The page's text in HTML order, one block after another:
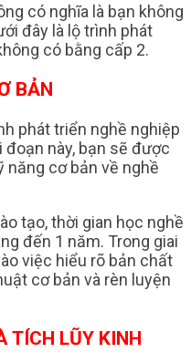
có nghĩa là bạn không
đây là lộ trình phát
có bằng cấp 2.
BẢN
phát triển nghề nghiệp
đoạn này, bạn sẽ được
năng cơ bản về nghề
tạo, thời gian học nghề
đến 1 năm. Trong giai
việc hiểu rõ bản chất
cơ bản và rèn luyện
TÍCH LŨY KINH